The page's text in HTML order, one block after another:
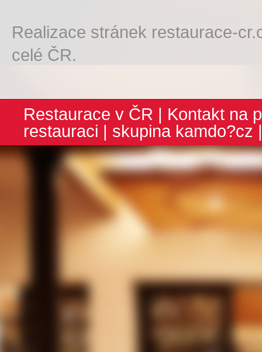
Realizace stránek restaurace-
celé ČR.
Restaurace v ČR | Kontakt na
restauraci | skupina kamdo?cz |